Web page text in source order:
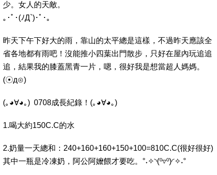
少。女人的天敵。
｡･ﾟ･(ﾉД`)･ﾟ･｡
昨天下午下好大的雨，靠山的太平總是這樣，不過昨天應該全
省各地都有雨吧！沒能推小四葉出門散步，只好在屋內玩追追
追，結果我的膝蓋黑青一片，嗯，很好我是想當超人媽媽。
(☉д⊙)
(｡◕∀◕｡) 0708成長紀錄！(｡◕∀◕｡)
1.喝大約150C.C的水
2.奶量一天總和：240+160+160+150+100=810C.C(很好很好)
其中一瓶是冷凍奶，阿公阿嬤餵才要吃。°˖✧◝(⁰▿⁰)◜✧˖°